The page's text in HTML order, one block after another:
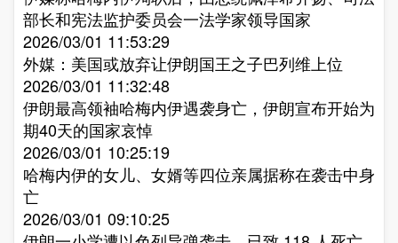
部长和宪法监护委员会一法学家领导国家​
2026/03/01 11:53:29
外媒：美国或放弃让伊朗国王之子巴列维上位​
2026/03/01 11:32:48
伊朗最高领袖哈梅内伊遇袭身亡，伊朗宣布开始为
期40天的国家哀悼​
2026/03/01 10:25:19
哈梅内伊的女儿、女婿等四位亲属据称在袭击中身
亡​
2026/03/01 09:10:25